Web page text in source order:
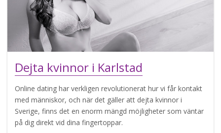
Dejta kvinnor i Karlstad
Online dating har verkligen revolutionerat hur vi får kontakt
med människor, och när det gäller att dejta kvinnor i
Sverige, finns det en enorm mängd möjligheter som väntar
på dig direkt vid dina fingertoppar.